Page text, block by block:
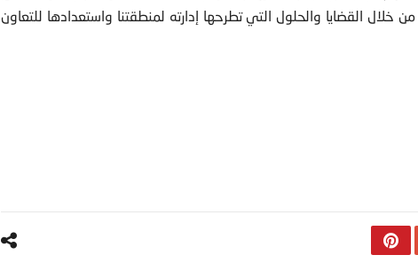
خلال القضايا والحلول التي تطرحها إدارته لمنطقتنا واستعدادها للتعاون